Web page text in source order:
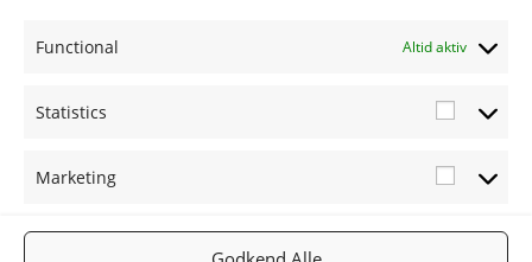
Functional Altid aktiv
Statistics
Marketing
Facebook
Gå til
NYHEDSB